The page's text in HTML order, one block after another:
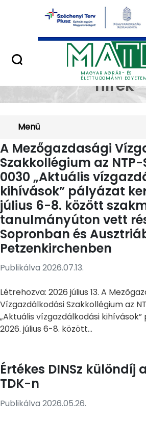
Ugrás a fő tartalomhoz
MAGYAR AGRÁR- ÉS
ÉLETTUDOMÁNYI
Minőségügy
hírek
Menü
A Mezőgazdasági
Szakkollégium az NTP-
0030 „Aktuális
kihívások” pályázat
július 6-8. között
tanulmányúton vett
Sopronban és
Petzenkirchenben
Publikálva 2026.07.13.
Létrehozva: 2026 július 13. A
Vízgazdálkodási Szakkollégium az
„Aktuális vízgazdálkodási
2026. július 6-8. között...
Értékes DINSz különdíj
TDK-n
Publikálva 2026.05.26.